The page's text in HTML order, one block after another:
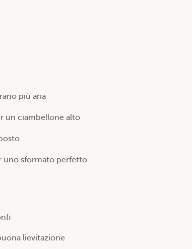
più aria
un ciambellone alto
uno sformato perfetto
lievitazione